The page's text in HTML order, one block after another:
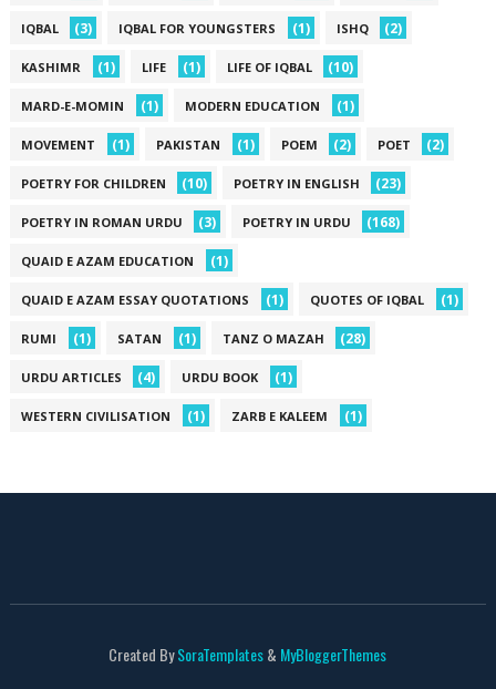
IQBAL (3) IQBAL FOR YOUNGSTERS (1) ISHQ (2)
KASHIMR (1) LIFE (1) LIFE OF IQBAL (10)
MARD-E-MOMIN (1) MODERN EDUCATION (1)
MOVEMENT (1) PAKISTAN (1) POEM (2) POET (2)
POETRY FOR CHILDREN (10) POETRY IN ENGLISH (23)
POETRY IN ROMAN URDU (3) POETRY IN URDU (168)
QUAID E AZAM EDUCATION (1)
QUAID E AZAM ESSAY QUOTATIONS (1) QUOTES OF IQBAL (1)
RUMI (1) SATAN (1) TANZ O MAZAH (28)
URDU ARTICLES (4) URDU BOOK (1)
WESTERN CIVILISATION (1) ZARB E KALEEM (1)
Created BySoraTemplates& MyBloggerThemes